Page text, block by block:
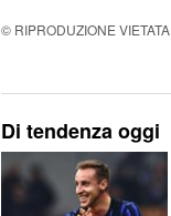
© RIPRODUZIONE VIETATA
Di tendenza oggi